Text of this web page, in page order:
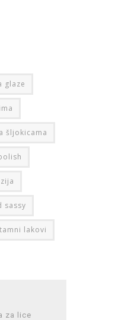
glaze
šljokicama
sassy
tamni lakovi
za lice